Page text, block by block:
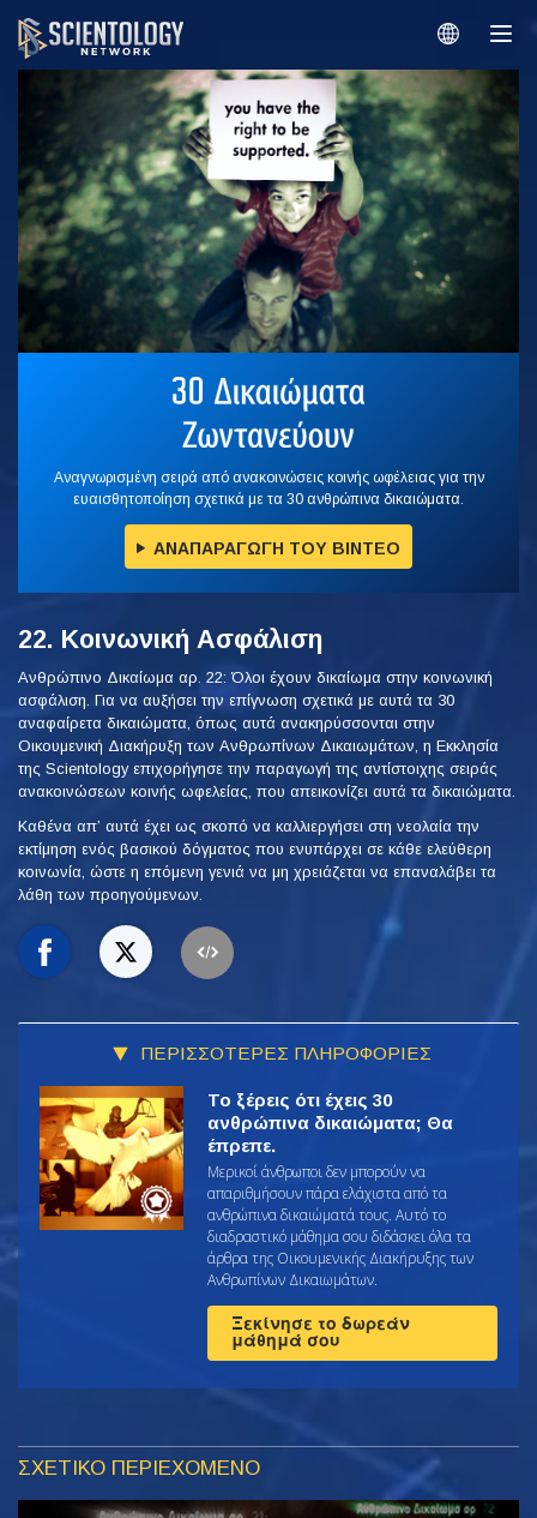
Αναγνωρισμένη σειρά από ανακοινώσεις κοινής ωφέλειας για την
ευαισθητοποίηση σχετικά με τα 30 ανθρώπινα δικαιώματα.
ΑΝΑΠΑΡΑΓΩΓΗ ΤΟΥ ΒΙΝΤΕΟ
22. Κοινωνική Ασφάλιση
Ανθρώπινο Δικαίωμα αρ. 22: Όλοι έχουν δικαίωμα στην κοινωνική
ασφάλιση. Για να αυξήσει την επίγνωση σχετικά με αυτά τα 30
αναφαίρετα δικαιώματα, όπως αυτά ανακηρύσσονται στην
Οικουμενική Διακήρυξη των Ανθρωπίνων Δικαιωμάτων, η Εκκλησία
της Scientology επιχορήγησε την παραγωγή της αντίστοιχης σειράς
ανακοινώσεων κοινής ωφελείας, που απεικονίζει αυτά τα δικαιώματα.
Καθένα απ’ αυτά έχει ως σκοπό να καλλιεργήσει στη νεολαία την
εκτίμηση ενός βασικού δόγματος που ενυπάρχει σε κάθε ελεύθερη
κοινωνία, ώστε η επόμενη γενιά να μη χρειάζεται να επαναλάβει τα
λάθη των προηγούμενων.
ΠΕΡΙΣΣΟΤΕΡΕΣ ΠΛΗΡΟΦΟΡΙΕΣ
Το ξέρεις ότι έχεις 30
ανθρώπινα δικαιώματα; Θα
έπρεπε.
Μερικοί άνθρωποι δεν μπορούν να
απαριθμήσουν πάρα ελάχιστα από τα
ανθρώπινα δικαιώματά τους. Αυτό το
διαδραστικό μάθημα σου διδάσκει όλα τα
άρθρα της Οικουμενικής Διακήρυξης των
Ανθρωπίνων Δικαιωμάτων.
Ξεκίνησε το δωρεάν
μάθημά σου
ΣΧΕΤΙΚΟ ΠΕΡΙΕΧΟΜΕΝΟ